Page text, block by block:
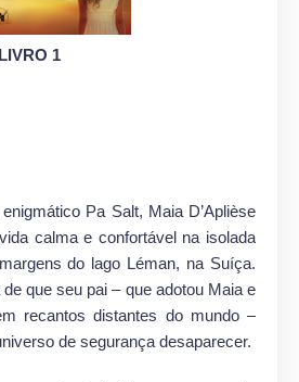
1
Pa Salt, Maia D’Aplièse
calma e confortável na isolada
do lago Léman, na Suíça.
que seu pai – que adotou Maia e
recantos distantes do mundo –
de segurança desaparecer.